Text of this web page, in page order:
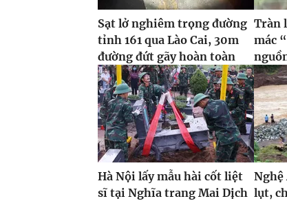
Sạt lở nghiêm trọng đường
tỉnh 161 qua Lào Cai, 30m
đường đứt gãy hoàn toàn
Tràn
mác
Hà Nội lấy mẫu hài cốt liệt
sĩ tại Nghĩa trang Mai Dịch
Nghệ
lụt,